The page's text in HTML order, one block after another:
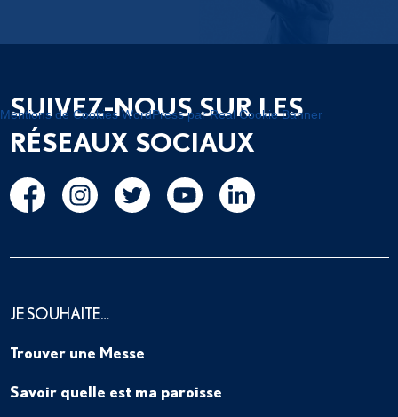
SUIVEZ-NOUS SUR LES
RÉSEAUX SOCIAUX
JE SOUHAITE…
Trouver une Messe
Savoir quelle est ma paroisse
Mentions de Cookies WordPress par Real Cookie Banner